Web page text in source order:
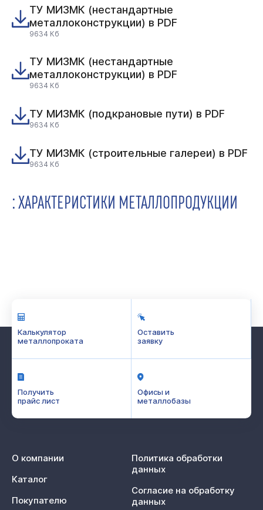
ТУ МИЗМК (нестандартные
металлоконструкции) в PDF
9634 Кб
ТУ МИЗМК (нестандартные
металлоконструкции) в PDF
9634 Кб
ТУ МИЗМК (подкрановые пути) в PDF
9634 Кб
ТУ МИЗМК (строительные галереи) в PDF
9634 Кб
: ХАРАКТЕРИСТИКИ МЕТАЛЛОПРОДУКЦИИ
Калькулятор
металлопроката
Оставить
заявку
Получить
прайс лист
Офисы и
металлобазы
О компании
Каталог
Покупателю
Политика обработки
данных
Согласие на обработку
данных